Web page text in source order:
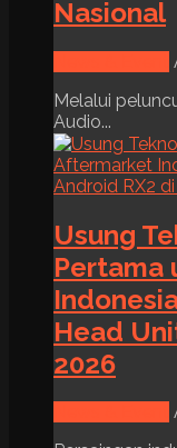
Nasional
Melalui
Audio...
Usung
Pertama
Head
2026